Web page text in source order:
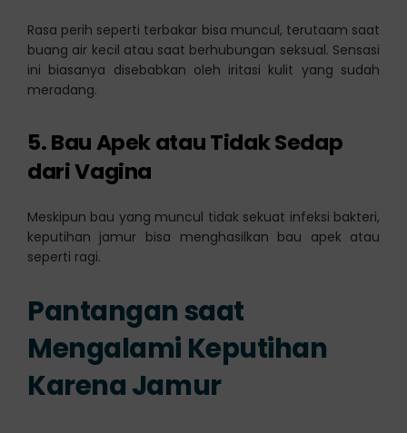
Rasa perih seperti terbakar bisa muncul, terutaam saat
buang air kecil atau saat berhubungan seksual. Sensasi
ini biasanya disebabkan oleh iritasi kulit yang sudah
meradang.
5. Bau Apek atau Tidak Sedap
dari Vagina
Meskipun bau yang muncul tidak sekuat infeksi bakteri,
keputihan jamur bisa menghasilkan bau apek atau
seperti ragi.
Pantangan saat
Mengalami Keputihan
Karena Jamur